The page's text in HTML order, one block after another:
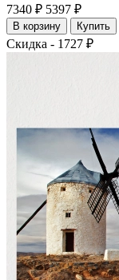
7340 ₽ 5397 ₽
В корзину Купить
Скидка - 1727 ₽